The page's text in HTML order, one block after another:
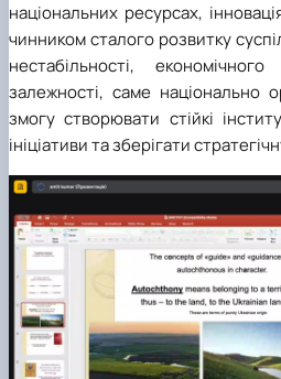
національних ресурсах,
чинником сталого розвитку
нестабільності,
залежності, саме національно
змогу створювати стійкі
ініціативи та зберігати